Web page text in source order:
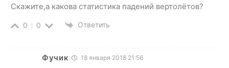
Скажите,а какова статистика падений вертолётов?
0 0 Ответить
Фучик 18 января 2018 21:56